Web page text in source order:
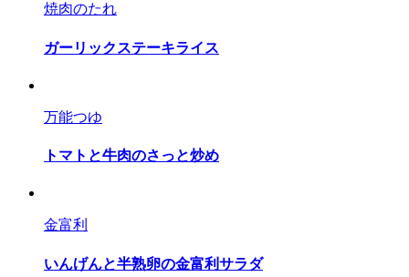
焼肉のたれ
ガーリックステーキライス
万能つゆ
トマトと牛肉のさっと炒め
金富利
いんげんと半熟卵の金富利サラダ